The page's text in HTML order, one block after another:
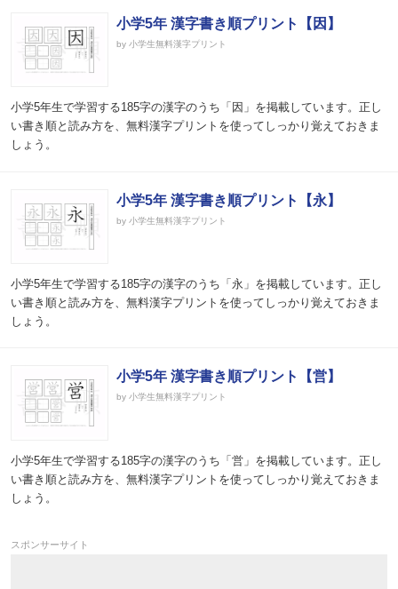
小学5年 漢字書き順プリント【因】
by 小学生無料漢字プリント
小学5年生で学習する185字の漢字のうち「因」を掲載しています。正し
い書き順と読み方を、無料漢字プリントを使ってしっかり覚えておきま
しょう。
小学5年 漢字書き順プリント【永】
by 小学生無料漢字プリント
小学5年生で学習する185字の漢字のうち「永」を掲載しています。正し
い書き順と読み方を、無料漢字プリントを使ってしっかり覚えておきま
しょう。
小学5年 漢字書き順プリント【営】
by 小学生無料漢字プリント
小学5年生で学習する185字の漢字のうち「営」を掲載しています。正し
い書き順と読み方を、無料漢字プリントを使ってしっかり覚えておきま
しょう。
スポンサーサイト